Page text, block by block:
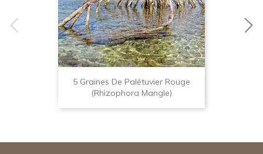
5 Graines De Palétuvier Rouge
(Rhizophora Mangle)